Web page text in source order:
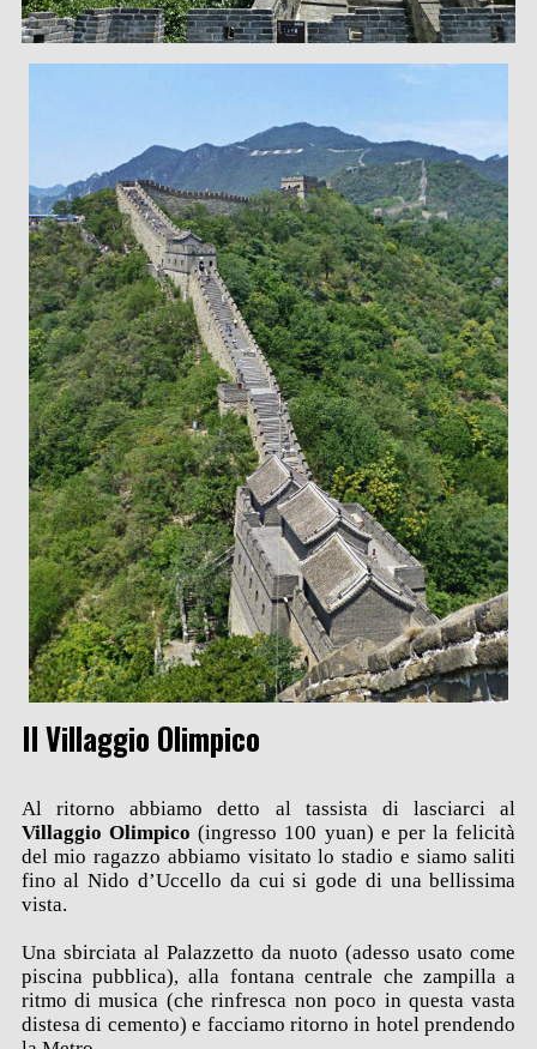
Il Villaggio Olimpico
Al ritorno abbiamo detto al tassista di lasciarci al
Villaggio Olimpico (ingresso 100 yuan) e per la felicità
del mio ragazzo abbiamo visitato lo stadio e siamo saliti
fino al Nido d’Uccello da cui si gode di una bellissima
vista.
Una sbirciata al Palazzetto da nuoto (adesso usato come
piscina pubblica), alla fontana centrale che zampilla a
ritmo di musica (che rinfresca non poco in questa vasta
distesa di cemento) e facciamo ritorno in hotel prendendo